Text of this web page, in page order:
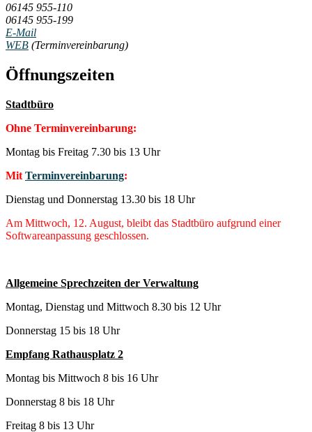
06145 955-110
06145 955-199
E-Mail
WEB (Terminvereinbarung)
Öffnungszeiten
Stadtbüro
Ohne Terminvereinbarung:
Montag bis Freitag 7.30 bis 13 Uhr
Mit Terminvereinbarung:
Dienstag und Donnerstag 13.30 bis 18 Uhr
Am Mittwoch, 12. August, bleibt das Stadtbüro aufgrund einer
Softwareanpassung geschlossen.
Allgemeine Sprechzeiten der Verwaltung
Montag, Dienstag und Mittwoch 8.30 bis 12 Uhr
Donnerstag 15 bis 18 Uhr
Empfang Rathausplatz 2
Montag bis Mittwoch 8 bis 16 Uhr
Donnerstag 8 bis 18 Uhr
Freitag 8 bis 13 Uhr